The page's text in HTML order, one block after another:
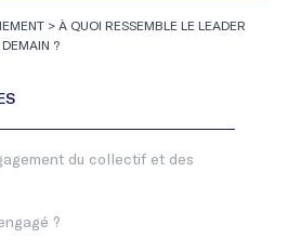
> À QUOI RESSEMBLE LE LEADER
?
du collectif et des
?